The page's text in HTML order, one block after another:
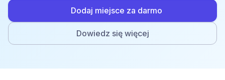
Dodaj miejsce za darmo
Dowiedz się więcej